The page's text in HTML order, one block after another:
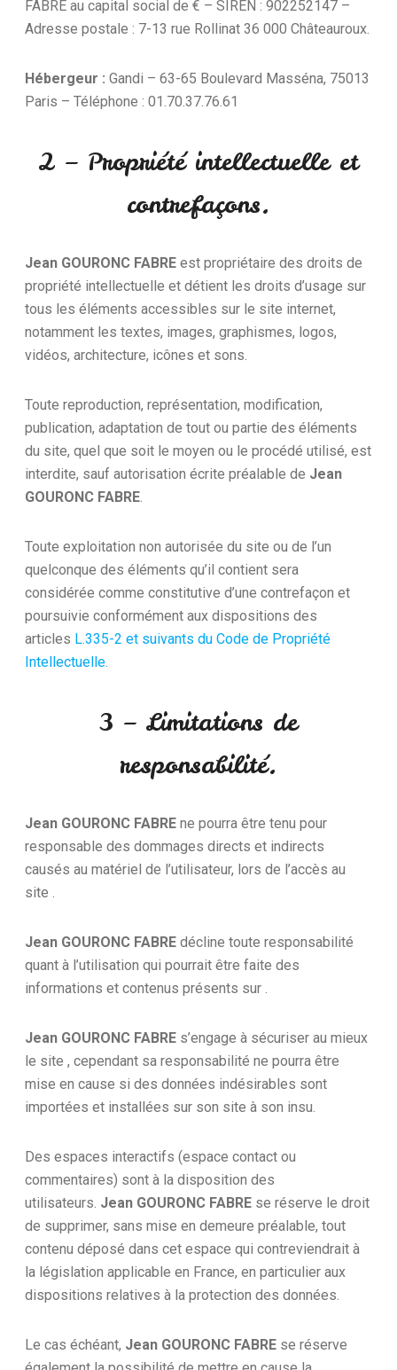
FABRE au capital social de € – SIREN : 902252147 –
Adresse postale : 7-13 rue Rollinat 36 000 Châteauroux.
Hébergeur : Gandi – 63-65 Boulevard Masséna, 75013
Paris – Téléphone : 01.70.37.76.61
2 – Propriété intellectuelle et
contrefaçons.
Jean GOURONC FABRE est propriétaire des droits de
propriété intellectuelle et détient les droits d’usage sur
tous les éléments accessibles sur le site internet,
notamment les textes, images, graphismes, logos,
vidéos, architecture, icônes et sons.
Toute reproduction, représentation, modification,
publication, adaptation de tout ou partie des éléments
du site, quel que soit le moyen ou le procédé utilisé, est
interdite, sauf autorisation écrite préalable de Jean
GOURONC FABRE.
Toute exploitation non autorisée du site ou de l’un
quelconque des éléments qu’il contient sera
considérée comme constitutive d’une contrefaçon et
poursuivie conformément aux dispositions des
articles L.335-2 et suivants du Code de Propriété
Intellectuelle.
3 – Limitations de
responsabilité.
Jean GOURONC FABRE ne pourra être tenu pour
responsable des dommages directs et indirects
causés au matériel de l’utilisateur, lors de l’accès au
site .
Jean GOURONC FABRE décline toute responsabilité
quant à l’utilisation qui pourrait être faite des
informations et contenus présents sur .
Jean GOURONC FABRE s’engage à sécuriser au mieux
le site , cependant sa responsabilité ne pourra être
mise en cause si des données indésirables sont
importées et installées sur son site à son insu.
Des espaces interactifs (espace contact ou
commentaires) sont à la disposition des
utilisateurs. Jean GOURONC FABRE se réserve le droit
de supprimer, sans mise en demeure préalable, tout
contenu déposé dans cet espace qui contreviendrait à
la législation applicable en France, en particulier aux
dispositions relatives à la protection des données.
Le cas échéant, Jean GOURONC FABRE se réserve